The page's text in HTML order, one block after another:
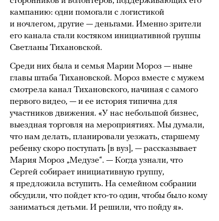
кампанию: одни помогали с логистикой
и ночлегом, другие — деньгами. Именно зрители
его канала стали костяком инициативной группы
Светланы Тихановской.
Среди них была и семья Марии Мороз — ныне
главы штаба Тихановской. Мороз вместе с мужем
смотрела канал Тихановского, начиная с самого
первого видео, — и ее история типична для
участников движения. «У нас небольшой бизнес,
выездная торговля на мероприятиях. Мы думали,
что нам делать, планировали уезжать, старшему
ребенку скоро поступать [в вуз], — рассказывает
Мария Мороз „Медузе“. — Когда узнали, что
Сергей собирает инициативную группу,
я предложила вступить. На семейном собрании
обсудили, что пойдет кто-то один, чтобы было кому
заниматься детьми. И решили, что пойду я».